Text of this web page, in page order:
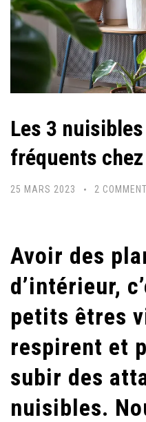
Les 3
fréquents
25 MARS 2023 2
Avoir des
d’intérieur,
petits êtres
respirent et
subir des
nuisibles.